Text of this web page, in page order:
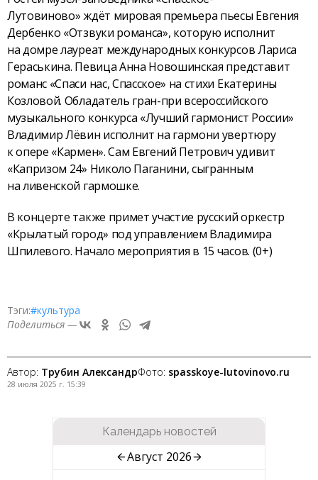
Лутовиново» ждёт мировая премьера пьесы Евгения
Дербенко «Отзвуки романса», которую исполнит
на домре лауреат международных конкурсов Лариса
Гераськина. Певица Анна Новошинская представит
романс «Спаси нас, Спасское» на стихи Екатерины
Козловой. Обладатель гран-при всероссийского
музыкального конкурса «Лучший гармонист России»
Владимир Лёвин исполнит на гармони увертюру
к опере «Кармен». Сам Евгений Петрович удивит
«Капризом 24» Николо Паганини, сыгранным
на ливенской гармошке.
В концерте также примет участие русский оркестр
«Крылатый город» под управлением Владимира
Шпилевого. Начало мероприятия в 15 часов. (0+)
Тэги:#культура
Поделиться —
Автор: Трубин АлександрФото: spasskoye-lutovinovo.ru
28 июля 2025 г. 15:39
Календарь новостей
Август 2026